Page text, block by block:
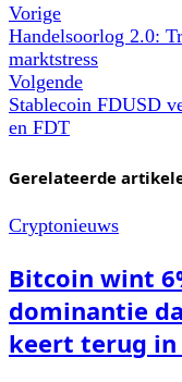
Vorige
Handelsoorlog 2.0:
marktstress
Volgende
Stablecoin FDUSD
en FDT
Gerelateerde
Cryptonieuws
Bitcoin wint
dominantie
keert terug